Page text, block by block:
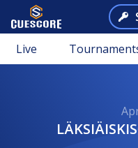
Live